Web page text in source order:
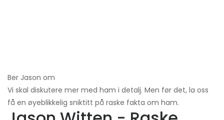
Ber Jason om
Vi skal diskutere mer med ham i detalj. Men før det, la oss
få en øyeblikkelig sniktitt på raske fakta om ham.